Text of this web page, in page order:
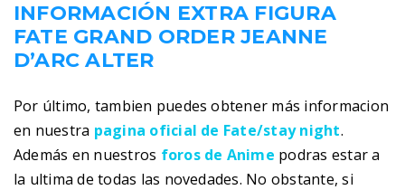
INFORMACIÓN EXTRA FIGURA
FATE GRAND ORDER JEANNE
D’ARC ALTER
Por último, tambien puedes obtener más informacion
en nuestra pagina oficial de Fate/stay night.
Además en nuestros foros de Anime podras estar a
la ultima de todas las novedades. No obstante, si